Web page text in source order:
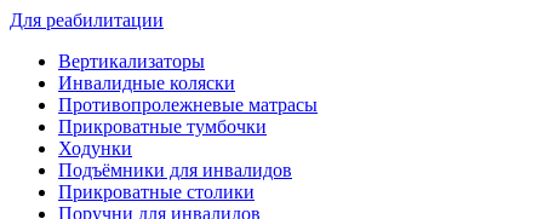
Для реабилитации
Вертикализаторы
Инвалидные коляски
Противопролежневые матрасы
Прикроватные тумбочки
Ходунки
Подъёмники для инвалидов
Прикроватные столики
Поручни для инвалидов